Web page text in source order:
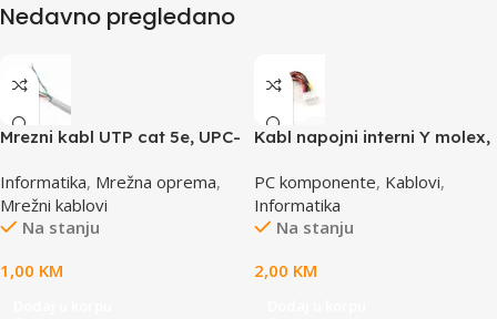
Nedavno pregledano
Mrezni kabl UTP cat 5e, UPC-
Informatika, Mrežna oprema,
Mrežni kablovi
Na stanju
1,00 KM
Kabl napojni interni Y molex,
4pin 1x female to 2x male
PC komponente, Kablovi,
Informatika
Na stanju
2,00 KM